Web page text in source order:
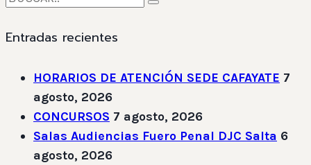
Entradas recientes
HORARIOS DE ATENCIÓN SEDE CAFAYATE 7
agosto, 2026
CONCURSOS 7 agosto, 2026
Salas Audiencias Fuero Penal DJC Salta 6
agosto, 2026